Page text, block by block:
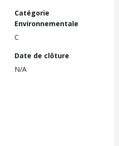
Catégorie
Environnementale
C
Date de clôture
N/A